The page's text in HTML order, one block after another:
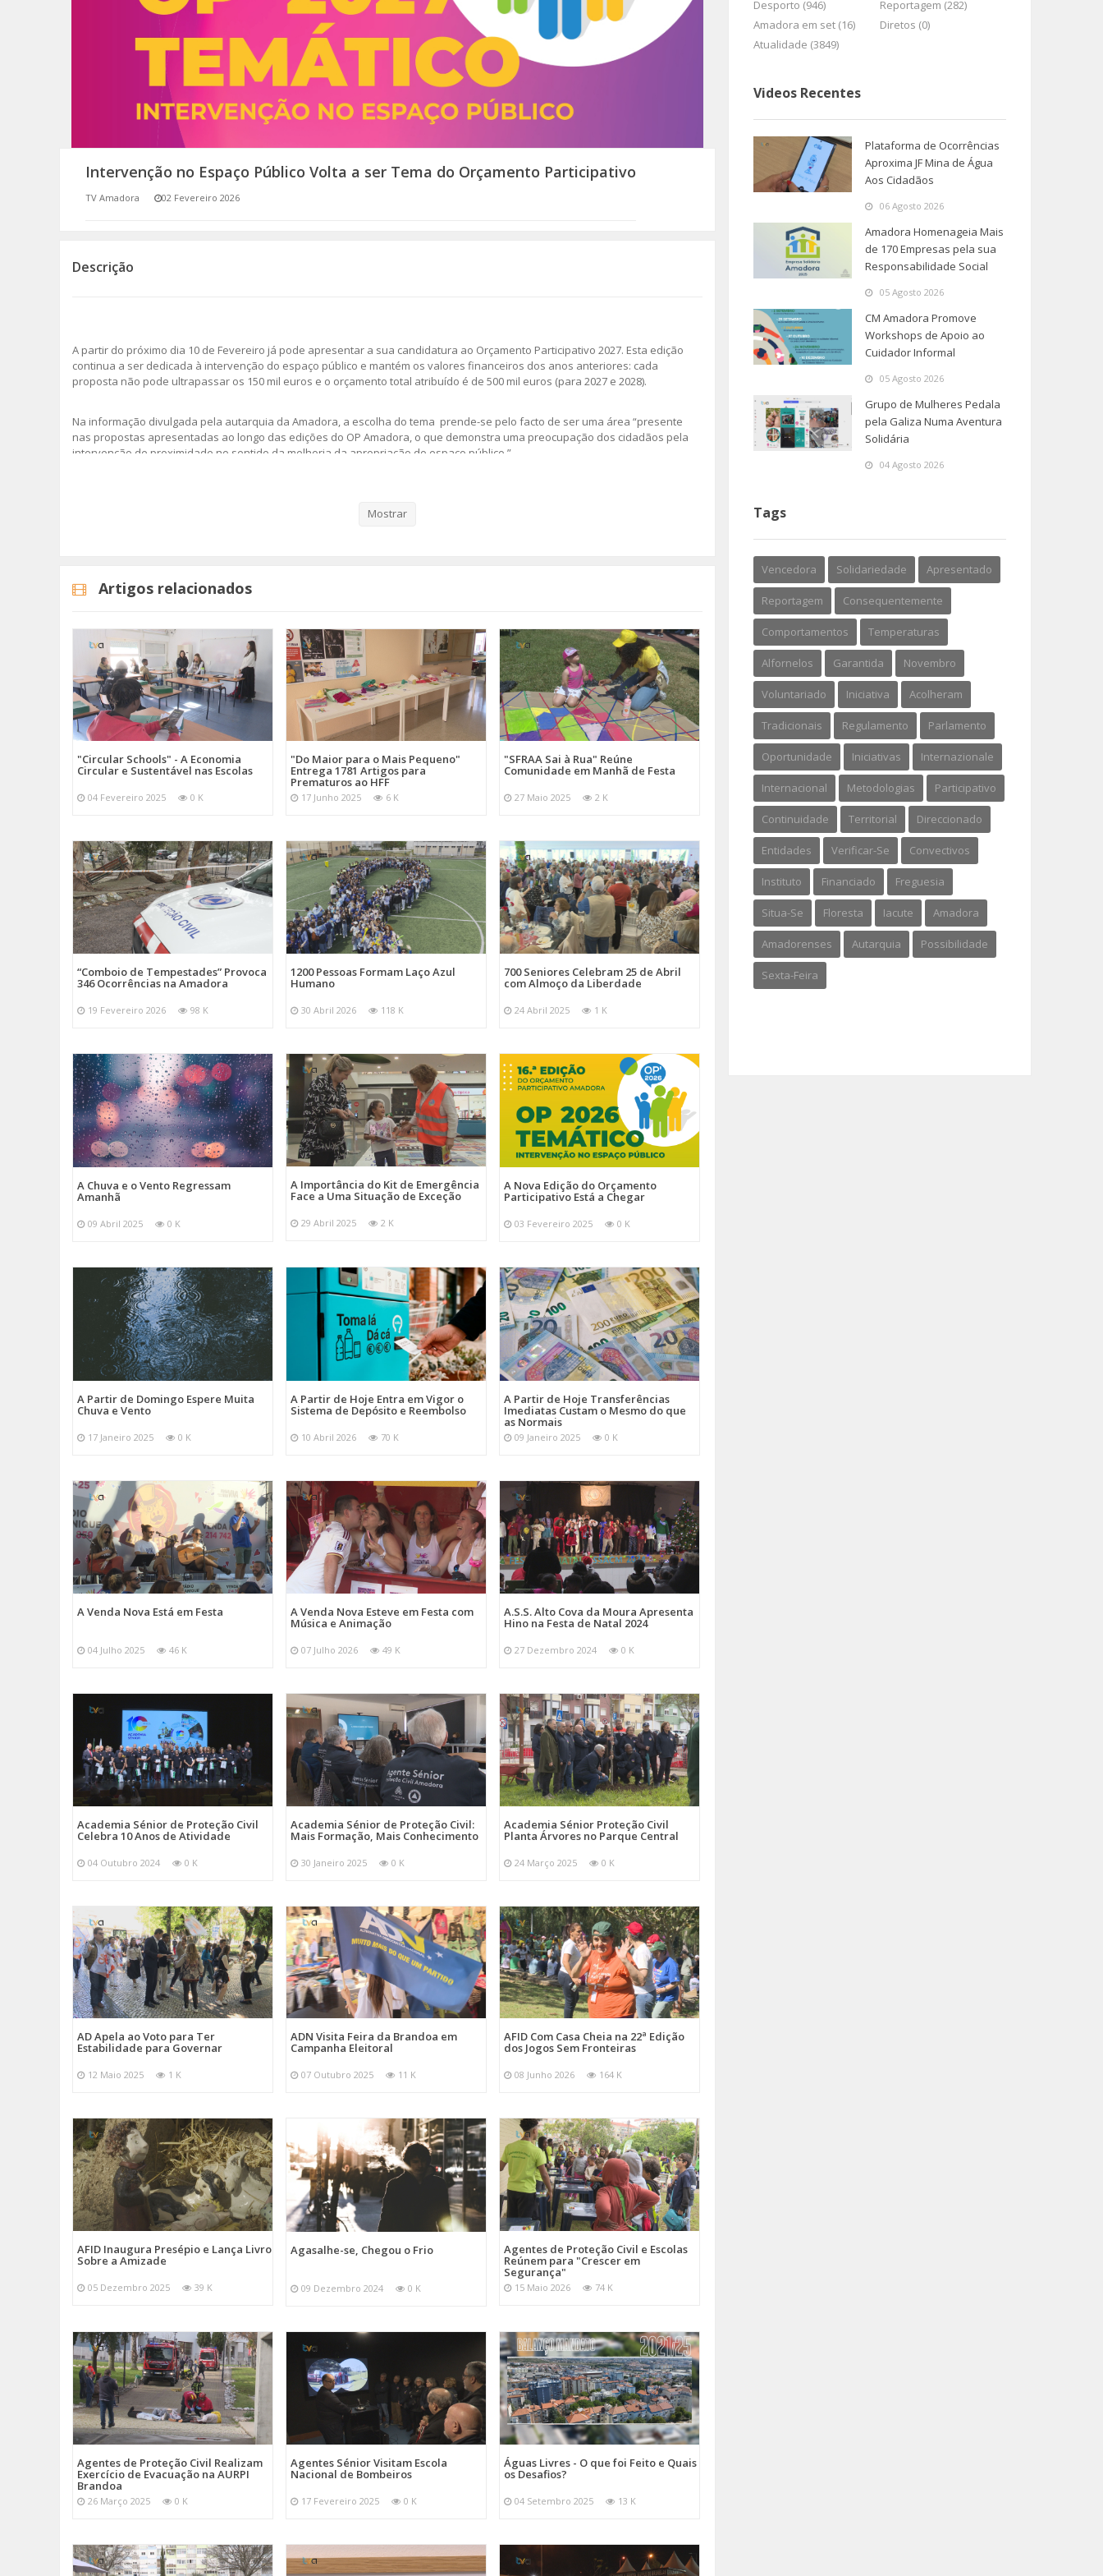
AMADORA LIGA À RESILIÊNCIA
VEMOS OUVIMOS E LEMOS
(RE) PENSAMENTOS
Intervenção no Espaço Público Volta a ser Tema do Orçamento Participativo
TV Amadora 02 Fevereiro 2026
Descrição
A partir do próximo dia 10 de Fevereiro já pode apresentar a sua candidatura ao Orçamento Participativo 2027. Esta edição
continua a ser dedicada à intervenção do espaço público e mantém os valores financeiros dos anos anteriores: cada
proposta não pode ultrapassar os 150 mil euros e o orçamento total atribuído é de 500 mil euros (para 2027 e 2028).
Na informação divulgada pela autarquia da Amadora, a escolha do tema prende-se pelo facto de ser uma área “presente
nas propostas apresentadas ao longo das edições do OP Amadora, o que demonstra uma preocupação dos cidadãos pela
intervenção de proximidade no sentido da melhoria da apropriação do espaço público.”
selecionadas serão colocadas a votação entre 12 de Maio e 2 de Junho.
Imagem: CM Amadora
Categorias Noticias Atualidade
Mostrar
Artigos relacionados
"Circular Schools" - A Economia
Circular e Sustentável nas Escolas
04 Fevereiro 2025 0 K
"Do Maior para o Mais Pequeno"
Entrega 1781 Artigos para
Prematuros ao HFF
17 Junho 2025 6 K
"SFRAA Sai à Rua" Reúne
Comunidade em Manhã de Festa
27 Maio 2025 2 K
“Comboio de Tempestades” Provoca
346 Ocorrências na Amadora
19 Fevereiro 2026 98 K
1200 Pessoas Formam Laço Azul
Humano
30 Abril 2026 118 K
700 Seniores Celebram 25 de Abril
com Almoço da Liberdade
24 Abril 2025 1 K
A Chuva e o Vento Regressam
Amanhã
09 Abril 2025 0 K
A Importância do Kit de Emergência
Face a Uma Situação de Exceção
29 Abril 2025 2 K
A Nova Edição do Orçamento
Participativo Está a Chegar
03 Fevereiro 2025 0 K
A Partir de Domingo Espere Muita
Chuva e Vento
17 Janeiro 2025 0 K
A Partir de Hoje Entra em Vigor o
Sistema de Depósito e Reembolso
10 Abril 2026 70 K
A Partir de Hoje Transferências
Imediatas Custam o Mesmo do que
as Normais
09 Janeiro 2025 0 K
A Venda Nova Está em Festa
04 Julho 2025 46 K
A Venda Nova Esteve em Festa com
Música e Animação
07 Julho 2026 49 K
A.S.S. Alto Cova da Moura Apresenta
Hino na Festa de Natal 2024
27 Dezembro 2024 0 K
Academia Sénior de Proteção Civil
Celebra 10 Anos de Atividade
04 Outubro 2024 0 K
Academia Sénior de Proteção Civil:
Mais Formação, Mais Conhecimento
30 Janeiro 2025 0 K
Academia Sénior Proteção Civil
Planta Árvores no Parque Central
24 Março 2025 0 K
AD Apela ao Voto para Ter
Estabilidade para Governar
12 Maio 2025 1 K
ADN Visita Feira da Brandoa em
Campanha Eleitoral
07 Outubro 2025 11 K
AFID Com Casa Cheia na 22ª Edição
dos Jogos Sem Fronteiras
08 Junho 2026 164 K
AFID Inaugura Presépio e Lança Livro
Sobre a Amizade
05 Dezembro 2025 39 K
Agasalhe-se, Chegou o Frio
09 Dezembro 2024 0 K
Agentes de Proteção Civil e Escolas
Reúnem para "Crescer em
Segurança"
15 Maio 2026 74 K
Agentes de Proteção Civil Realizam
Exercício de Evacuação na AURPI
Brandoa
26 Março 2025 0 K
Agentes Sénior Visitam Escola
Nacional de Bombeiros
17 Fevereiro 2025 0 K
Águas Livres - O que foi Feito e Quais
os Desafios?
04 Setembro 2025 13 K
Desporto (946)
Reportagem (282)
Amadora em set (16)
Diretos (0)
Atualidade (3849)
Videos Recentes
Plataforma de Ocorrências
Aproxima JF Mina de Água
Aos Cidadãos
06 Agosto 2026
Amadora Homenageia Mais
de 170 Empresas pela sua
Responsabilidade Social
05 Agosto 2026
CM Amadora Promove
Workshops de Apoio ao
Cuidador Informal
05 Agosto 2026
Grupo de Mulheres Pedala
pela Galiza Numa Aventura
Solidária
04 Agosto 2026
Tags
Vencedora Solidariedade Apresentado
Reportagem Consequentemente
Comportamentos Temperaturas
Alfornelos Garantida Novembro
Voluntariado Iniciativa Acolheram
Tradicionais Regulamento Parlamento
Oportunidade Iniciativas Internazionale
Internacional Metodologias Participativo
Continuidade Territorial Direccionado
Entidades Verificar-Se Convectivos
Instituto Financiado Freguesia
Situa-Se Floresta Iacute Amadora
Amadorenses Autarquia Possibilidade
Sexta-Feira